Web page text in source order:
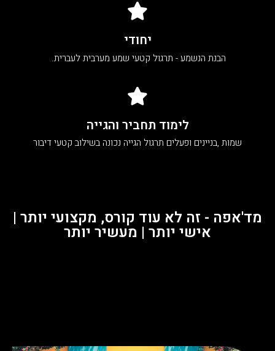
יחודי
הבנת הנשמע - תרגול קטעי שמע מערבית לעברית.
לימוד תחביר והגייה
שמות ,בניינים ופעלים תרגול הגייה נכונה בשילוב קטעי דיבור
מד'אפה - זה לא עוד קורס, מקצועי יותר |
אישי יותר | מעשיר יותר